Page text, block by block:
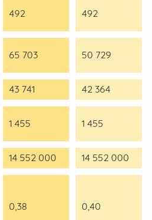
492 492
65 703 50 729
43 741 42 364
1 455 1 455
14 552 000 14 552 000
0,38 0,40